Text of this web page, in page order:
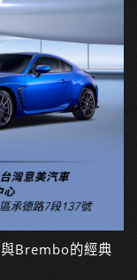
Brembo的經典